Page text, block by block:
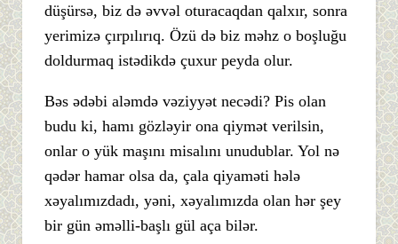
düşürsə, biz də əvvəl oturacaqdan qalxır, sonra
yerimizə çırpılırıq. Özü də biz məhz o boşluğu
doldurmaq istədikdə çuxur peyda olur.
Bəs ədəbi aləmdə vəziyyət necədi? Pis olan
budu ki, hamı gözləyir ona qiymət verilsin,
onlar o yük maşını misalını unudublar. Yol nə
qədər hamar olsa da, çala qiyaməti hələ
xəyalımızdadı, yəni, xəyalımızda olan hər şey
bir gün əməlli-başlı gül aça bilər.